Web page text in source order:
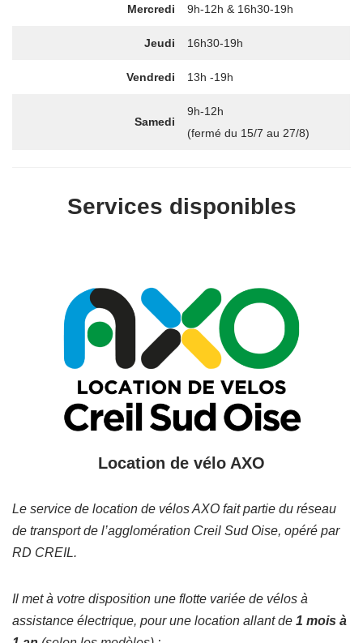
Mercredi 9h-12h & 16h30-19h
Jeudi 16h30-19h
Vendredi 13h -19h
Samedi
9h-12h
(fermé du 15/7 au 27/8)
Services disponibles
Location de vélo AXO
Le service de location de vélos AXO fait partie du réseau
de transport de l’agglomération Creil Sud Oise, opéré par
RD CREIL.
Il met à votre disposition une flotte variée de vélos à
assistance électrique, pour une location allant de 1 mois à